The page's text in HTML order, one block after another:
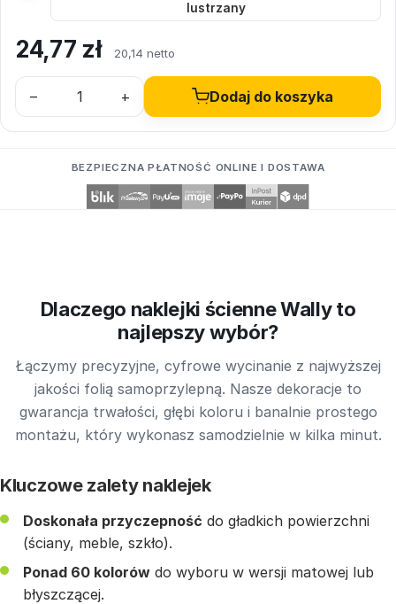
lustrzany
24,77 zł 20,14 netto
– + Dodaj do koszyka
BEZPIECZNA PŁATNOŚĆ ONLINE I DOSTAWA
Dlaczego naklejki ścienne Wally to
najlepszy wybór?
Łączymy precyzyjne, cyfrowe wycinanie z najwyższej
jakości folią samoprzylepną. Nasze dekoracje to
gwarancja trwałości, głębi koloru i banalnie prostego
montażu, który wykonasz samodzielnie w kilka minut.
Kluczowe zalety naklejek
Doskonała przyczepność do gładkich powierzchni
(ściany, meble, szkło).
Ponad 60 kolorów do wyboru w wersji matowej lub
błyszczącej.